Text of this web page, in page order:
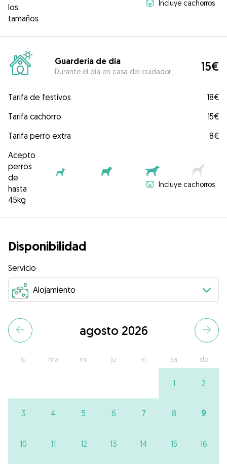
los
tamaños
Incluye cachorros
Guardería de día
Durante el día en casa del cuidador 15€
Tarifa de festivos
18€
Tarifa cachorro
15€
Tarifa perro extra
8€
Acepto
perros
de
hasta
45kg
Incluye cachorros
Disponibilidad
Servicio
agosto 2026
lu ma mi ju vi sa do
1 2
3 4 5 6 7 8 9
10 11 12 13 14 15 16